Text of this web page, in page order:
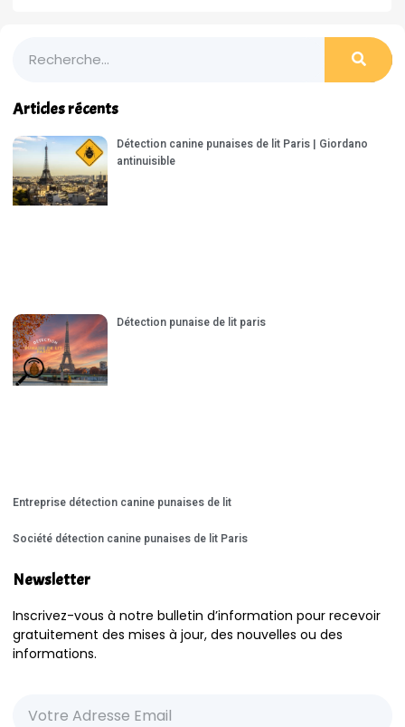
Articles récents
Détection canine punaises de lit Paris | Giordano
antinuisible
Détection punaise de lit paris
Entreprise détection canine punaises de lit
Société détection canine punaises de lit Paris
Newsletter
Inscrivez-vous à notre bulletin d’information pour recevoir
gratuitement des mises à jour, des nouvelles ou des
informations.